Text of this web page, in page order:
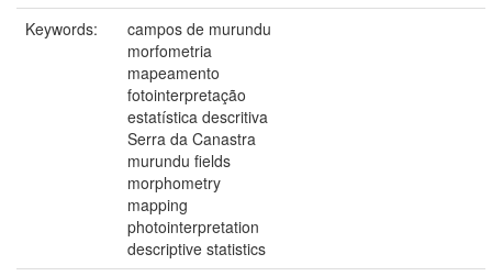
Keywords:
campos de murundu
morfometria
mapeamento
fotointerpretação
estatística descritiva
Serra da Canastra
murundu fields
morphometry
mapping
photointerpretation
descriptive statistics